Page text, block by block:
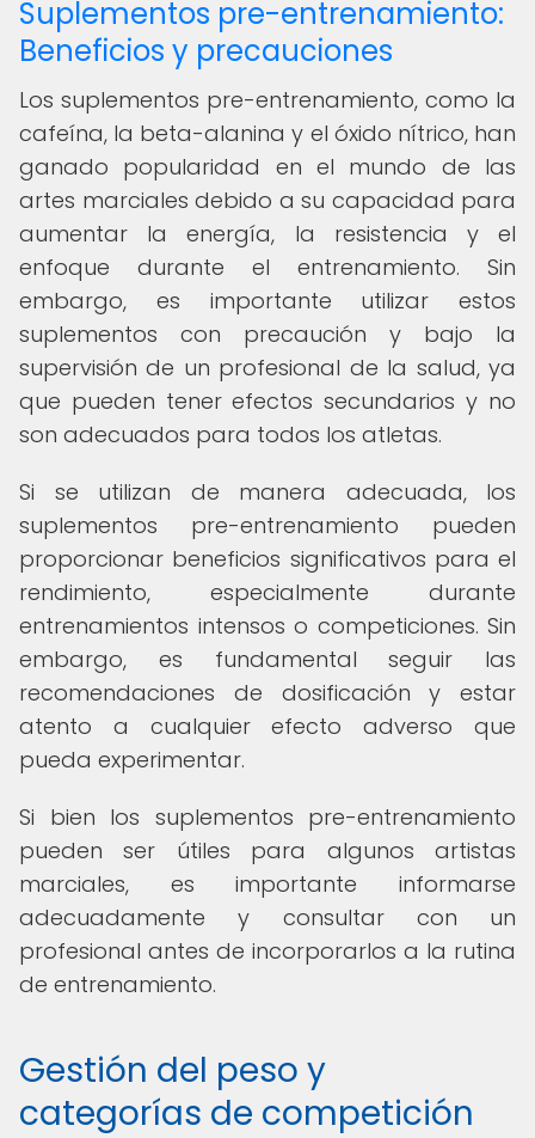
Suplementos pre-entrenamiento:
Beneficios y precauciones
Los suplementos pre-entrenamiento, como la
cafeína, la beta-alanina y el óxido nítrico, han
ganado popularidad en el mundo de las
artes marciales debido a su capacidad para
aumentar la energía, la resistencia y el
enfoque durante el entrenamiento. Sin
embargo, es importante utilizar estos
suplementos con precaución y bajo la
supervisión de un profesional de la salud, ya
que pueden tener efectos secundarios y no
son adecuados para todos los atletas.
Si se utilizan de manera adecuada, los
suplementos pre-entrenamiento pueden
proporcionar beneficios significativos para el
rendimiento, especialmente durante
entrenamientos intensos o competiciones. Sin
embargo, es fundamental seguir las
recomendaciones de dosificación y estar
atento a cualquier efecto adverso que
pueda experimentar.
Si bien los suplementos pre-entrenamiento
pueden ser útiles para algunos artistas
marciales, es importante informarse
adecuadamente y consultar con un
profesional antes de incorporarlos a la rutina
de entrenamiento.
Gestión del peso y
categorías de competición